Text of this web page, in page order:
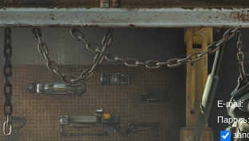
E-mail:
Пароль: